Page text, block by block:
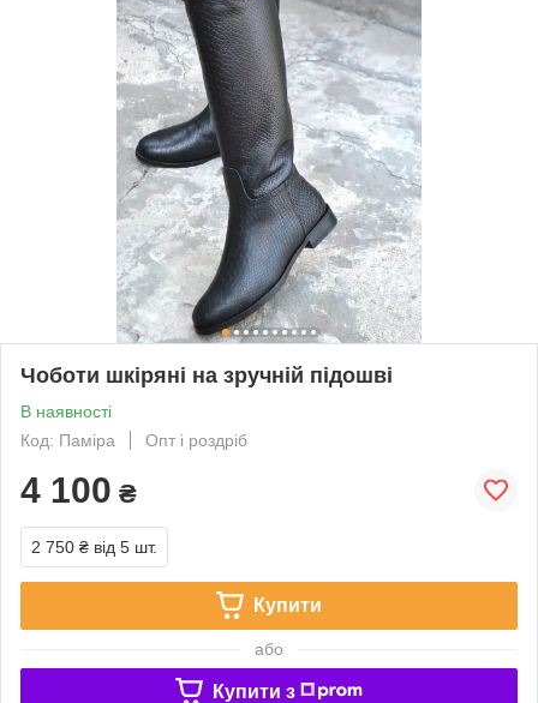
Чоботи шкіряні на зручній підошві
В наявності
Код: Паміра
Опт і роздріб
4 100 ₴
2 750 ₴ від 5 шт.
Купити
або
Купити з